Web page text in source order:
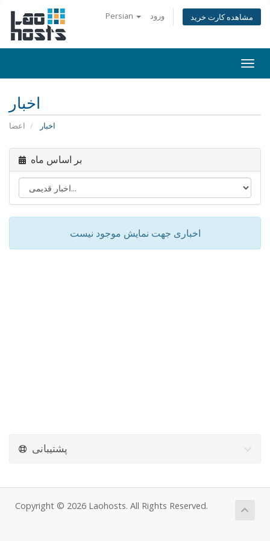
Persian ورود مشاهده کارت خرید
اخبار
اعضا اخبار
بر اساس ماه
اخباری جهت نمایش موجود نیست
پشتیبانی
Copyright © 2026 Laohosts. All Rights Reserved.